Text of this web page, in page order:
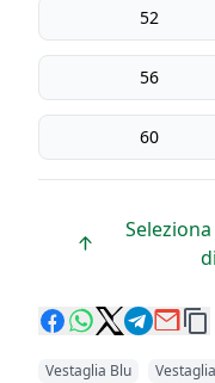
52
56
60
Vestaglia Blu